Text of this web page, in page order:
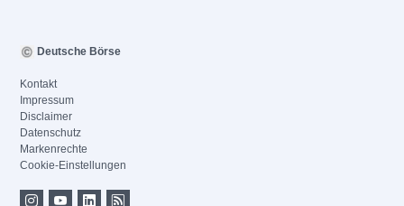
Deutsche Börse
Kontakt
Impressum
Disclaimer
Datenschutz
Markenrechte
Cookie-Einstellungen